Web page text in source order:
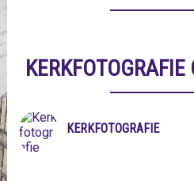
KERKFOTOGRAFIE